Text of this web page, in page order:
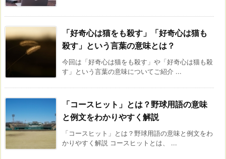
「好奇心は猫をも殺す」「好奇心は猫も
殺す」という言葉の意味とは？
今回は「好奇心は猫をも殺す」や「好奇心は猫も殺
す」という言葉の意味についてご紹介 ...
「コースヒット」とは？野球用語の意味
と例文をわかりやすく解説
「コースヒット」とは？野球用語の意味と例文をわ
かりやすく解説 コースヒットとは、 ...